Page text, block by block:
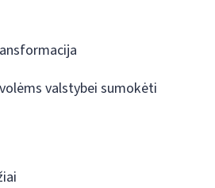
valstybei sumokėti